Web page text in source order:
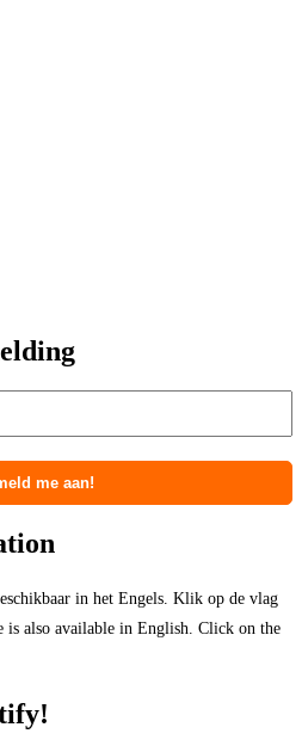
in het Engels. Klik op de vlag
is also available in English. Click on the